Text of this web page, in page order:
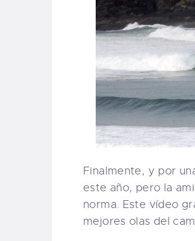
Finalmente, y por
este año, pero la
norma. Este vídeo
mejores olas del